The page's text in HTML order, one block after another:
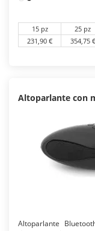
15 pz 25 pz
231,90 €
354,75 €
Altoparlante con
Altoparlante